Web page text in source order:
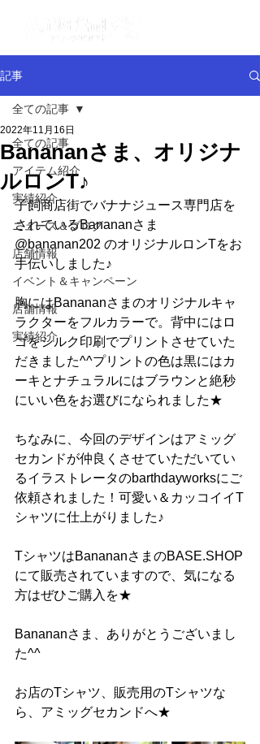
記事
全ての記事
アイテム紹介
実績紹介
ニュース＆ブログ
店舗情報
イベント＆キャンペーン
店舗情報
実績紹介
全ての記事
Banananさま、オリジナ
ルロンT♪
2022年11月16日
子飼商店街でバナナジュース専門店を
されているBanananさま
@bananan202 のオリジナルロンTをお
手伝いしました♪
胸にはBanananさまのオリジナルキャ
ラクターをフルカラーで。背中にはロ
ゴをシルク印刷でプリントさせていた
だきました^^プリントの色は黒にはカ
ーキとナチュラルにはブラウンと絶秒
にいい色をお選びになられました★
ちなみに、今回のデザインはアミッグ
セカンドが仲良くさせていただいてい
るイラストレータのbarthdayworksにご
依頼されました！可愛い＆カッコイイT
シャツに仕上がりました♪
TシャツはBanananさまのBASE.SHOP
にて販売されていますので、気になる
方はぜひご購入を★
Banananさま、ありがとうございまし
た^^
お店のTシャツ、販売用のTシャツな
ら、アミッグセカンドへ★